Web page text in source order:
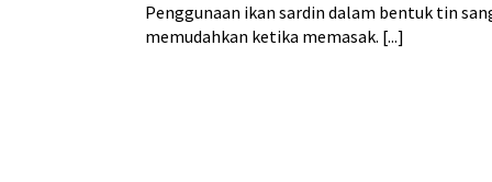
Penggunaan ikan sardin dalam bentuk tin
memudahkan ketika memasak. [...]